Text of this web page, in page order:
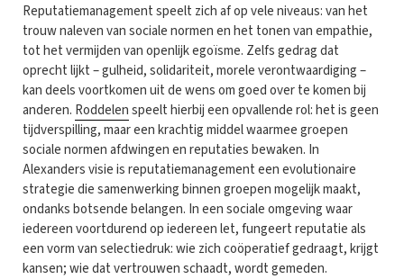
Reputatiemanagement speelt zich af op vele niveaus: van het
trouw naleven van sociale normen en het tonen van empathie,
tot het vermijden van openlijk egoïsme. Zelfs gedrag dat
oprecht lijkt – gulheid, solidariteit, morele verontwaardiging –
kan deels voortkomen uit de wens om goed over te komen bij
anderen. Roddelenspeelt hierbij een opvallende rol: het is geen
tijdverspilling, maar een krachtig middel waarmee groepen
sociale normen afdwingen en reputaties bewaken. In
Alexanders visie is reputatiemanagement een evolutionaire
strategie die samenwerking binnen groepen mogelijk maakt,
ondanks botsende belangen. In een sociale omgeving waar
iedereen voortdurend op iedereen let, fungeert reputatie als
een vorm van selectiedruk: wie zich coöperatief gedraagt, krijgt
kansen; wie dat vertrouwen schaadt, wordt gemeden.